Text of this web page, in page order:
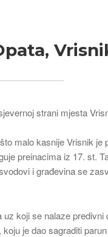
strani mjesta
malo kasnije Vrisnik je
preinacima iz 17. st.
i građevina se
koji se nalaze
je dao sagraditi